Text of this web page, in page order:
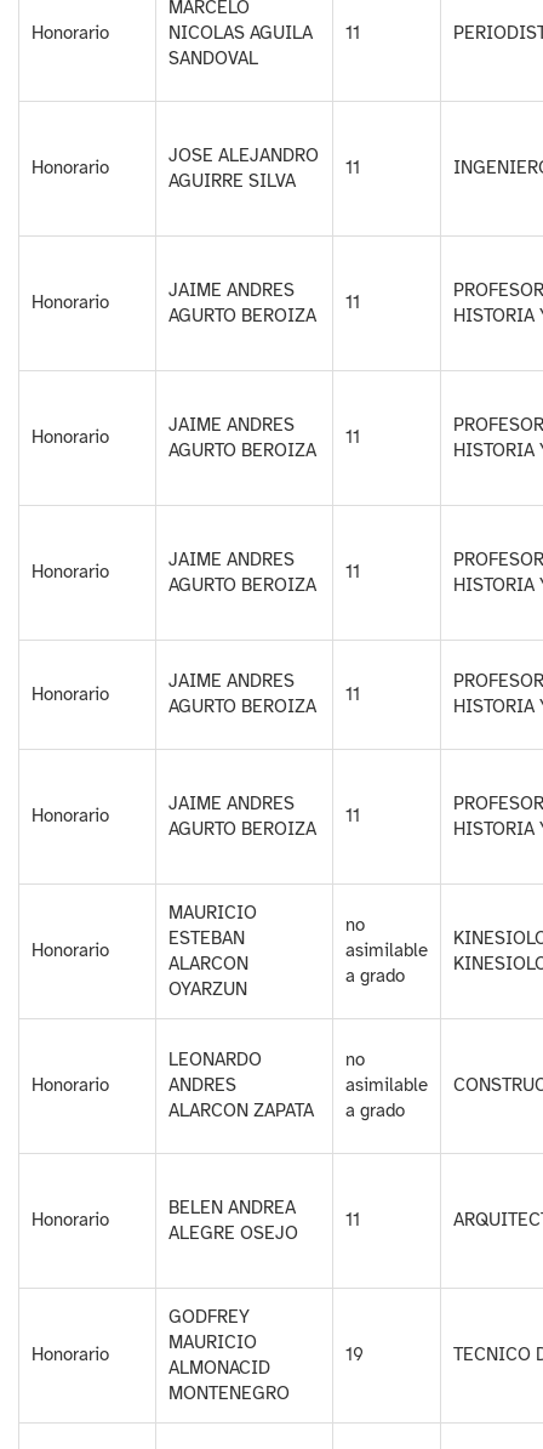
Honorario
MARCELO
NICOLAS AGUILA
SANDOVAL
11
Honorario
JOSE ALEJANDRO
AGUIRRE SILVA
11
Honorario
JAIME ANDRES
AGURTO BEROIZA
11
HISTORIA
Honorario
JAIME ANDRES
AGURTO BEROIZA
11
HISTORIA
Honorario
JAIME ANDRES
AGURTO BEROIZA
11
HISTORIA
Honorario
JAIME ANDRES
AGURTO BEROIZA
11
HISTORIA
Honorario
JAIME ANDRES
AGURTO BEROIZA
11
HISTORIA
Honorario
MAURICIO
ESTEBAN
ALARCON
OYARZUN
no
asimilable
a grado
Honorario
LEONARDO
ANDRES
ALARCON ZAPATA
no
asimilable
a grado
Honorario
BELEN ANDREA
ALEGRE OSEJO
11
Honorario
GODFREY
MAURICIO
ALMONACID
MONTENEGRO
19 TECNICO